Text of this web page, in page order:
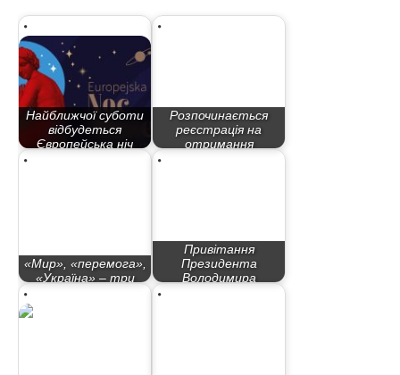
Найближчої суботи
відбудеться
Європейська ніч
Розпочинається
реєстрація на
отримання
«Мир», «перемога»,
«Україна» – три
слова, задля яких…
Привітання
Президента
Володимира